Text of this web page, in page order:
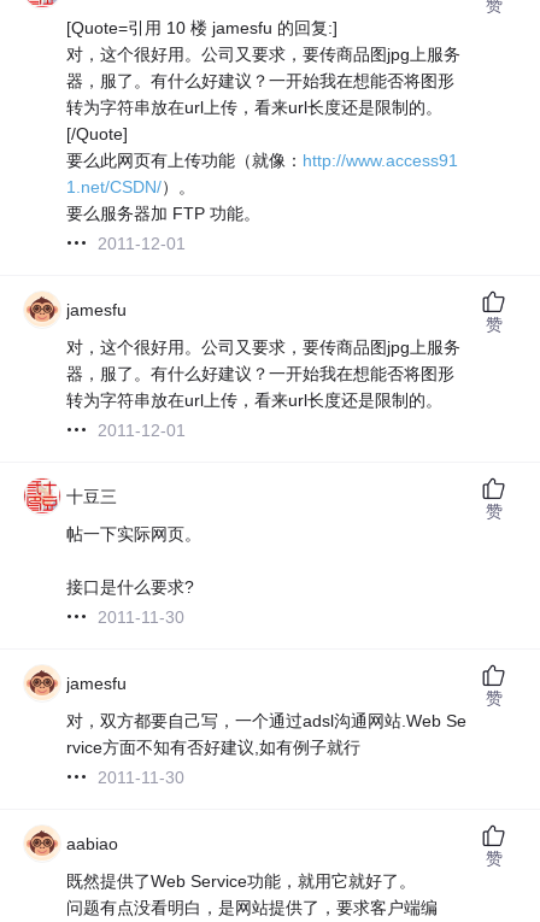
[Quote=引用 10 楼 jamesfu 的回复:]
对，这个很好用。公司又要求，要传商品图jpg上服务
器，服了。有什么好建议？一开始我在想能否将图形
转为字符串放在url上传，看来url长度还是限制的。
[/Quote]
要么此网页有上传功能（就像： http://www.access91
1.net/CSDN/）。
要么服务器加 FTP 功能。
2011-12-01
赞
jamesfu
对，这个很好用。公司又要求，要传商品图jpg上服务
器，服了。有什么好建议？一开始我在想能否将图形
转为字符串放在url上传，看来url长度还是限制的。
2011-12-01
赞
十豆三
帖一下实际网页。
接口是什么要求?
2011-11-30
赞
jamesfu
对，双方都要自己写，一个通过adsl沟通网站.Web Se
rvice方面不知有否好建议,如有例子就行
2011-11-30
赞
aabiao
既然提供了Web Service功能，就用它就好了。
问题有点没看明白，是网站提供了，要求客户端编
赞